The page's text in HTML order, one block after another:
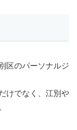
区のパーソナルジ
けでなく、江別や